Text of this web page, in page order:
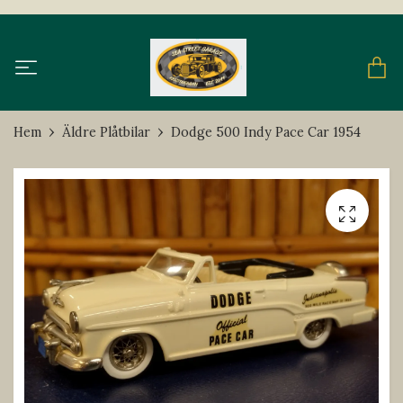
Hem Äldre Plåtbilar Dodge 500 Indy Pace Car 1954